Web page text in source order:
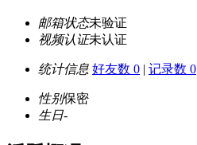
邮箱状态未验证
视频认证未认证
统计信息 好友数 0 | 记录数 0
性别保密
生日-